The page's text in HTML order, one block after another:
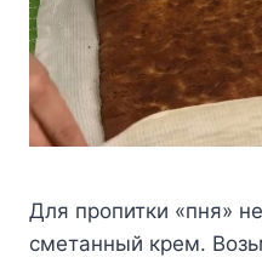
Для пропитки «пня»
сметанный крем.